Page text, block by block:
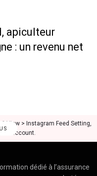
apiculteur
: un revenu net
View > Instagram Feed Setting,
account.
dédié à l’assurance